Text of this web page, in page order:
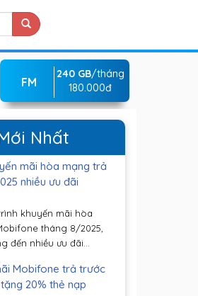
FM
240 GB/tháng
180.000đ
Nhất
mãi hòa mạng trả
nhiều ưu đãi
khuyến mãi hòa
tháng 8/2025,
đến nhiều ưu đãi...
Mobifone trả trước
20% thẻ nạp